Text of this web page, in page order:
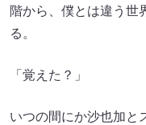
階から、僕とは違う世
る。
「覚えた？」
いつの間にか沙也加と